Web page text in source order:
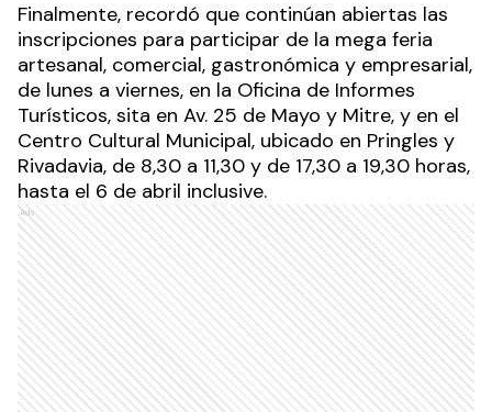
Finalmente, recordó que continúan abiertas las
inscripciones para participar de la mega feria
artesanal, comercial, gastronómica y empresarial,
de lunes a viernes, en la Oficina de Informes
Turísticos, sita en Av. 25 de Mayo y Mitre, y en el
Centro Cultural Municipal, ubicado en Pringles y
Rivadavia, de 8,30 a 11,30 y de 17,30 a 19,30 horas,
hasta el 6 de abril inclusive.
Ads